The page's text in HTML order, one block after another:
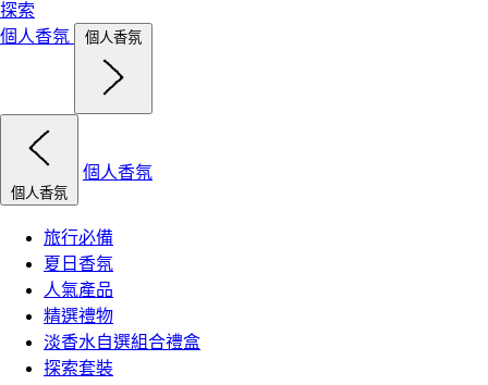
探索
個人香氛
個人香氛
個人香氛
個人香氛
旅行必備
夏日香氛
人氣產品
精選禮物
淡香水自選組合禮盒
探索套裝